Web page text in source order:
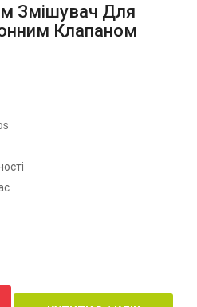
Змішувач Для
Клапаном